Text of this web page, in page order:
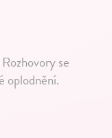
se
oplodnění.